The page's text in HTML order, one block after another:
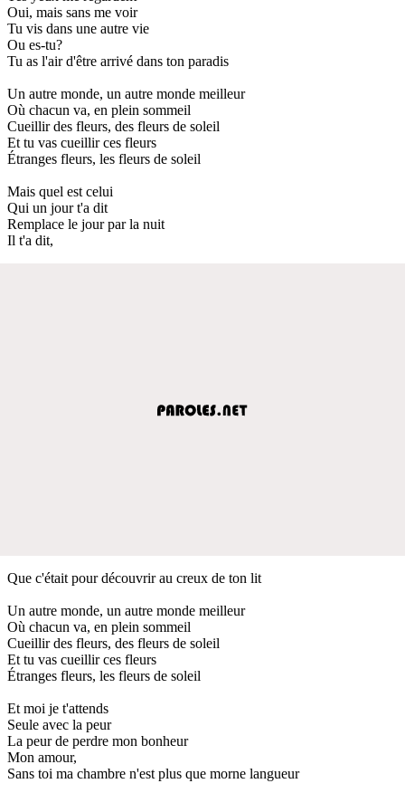
Oui, mais sans me voir
Tu vis dans une autre vie
Ou es-tu?
Tu as l'air d'être arrivé dans ton paradis
Un autre monde, un autre monde meilleur
Où chacun va, en plein sommeil
Cueillir des fleurs, des fleurs de soleil
Et tu vas cueillir ces fleurs
Étranges fleurs, les fleurs de soleil
Mais quel est celui
Qui un jour t'a dit
Remplace le jour par la nuit
Il t'a dit,
Que c'était pour découvrir au creux de ton lit
Un autre monde, un autre monde meilleur
Où chacun va, en plein sommeil
Cueillir des fleurs, des fleurs de soleil
Et tu vas cueillir ces fleurs
Étranges fleurs, les fleurs de soleil
Et moi je t'attends
Seule avec la peur
La peur de perdre mon bonheur
Mon amour,
Sans toi ma chambre n'est plus que morne langueur